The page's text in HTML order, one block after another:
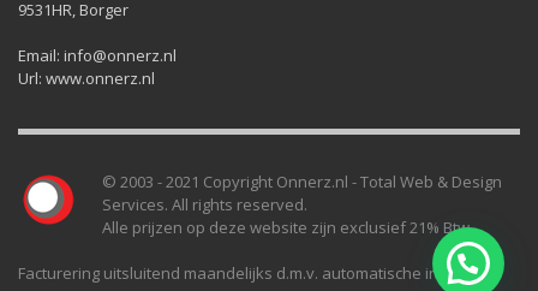
9531HR, Borger
Email: info@onnerz.nl
Url: www.onnerz.nl
© 2003 - 2021 Copyright Onnerz.nl - Total Web & Design
Services. All rights reserved.
Alle prijzen op deze website zijn exclusief 21% Btw.
Facturering uitsluitend maandelijks d.m.v. automatische incasso.